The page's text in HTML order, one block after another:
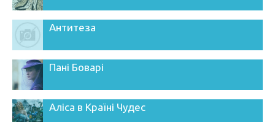
Антитеза
Пані Боварі
Аліса в Країні Чудес